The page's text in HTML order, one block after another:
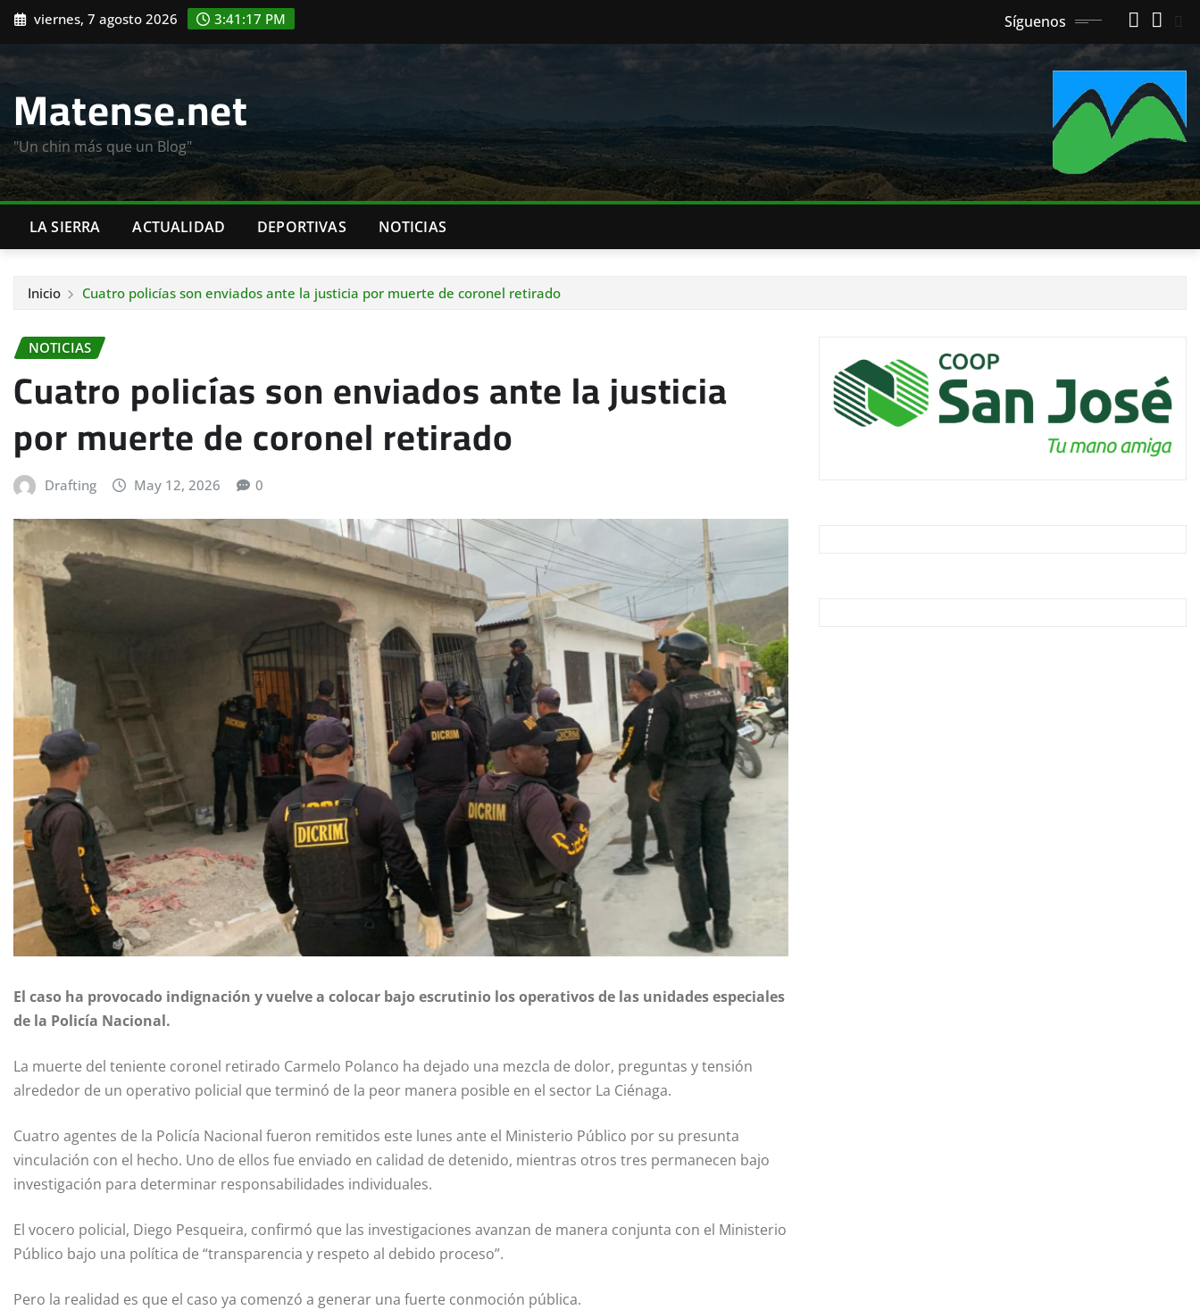
Saltar
contenido
viernes, 7 agosto 2026 3:41:19 PM Síguenos
Matense.net
"Un chin más que un Blog"
LA SIERRA ACTUALIDAD DEPORTIVAS NOTICIAS
Inicio Cuatro policías son enviados ante la justicia por muerte de coronel retirado
NOTICIAS
Cuatro policías son enviados ante la justicia
por muerte de coronel retirado
Drafting May 12, 2026 0
El caso ha provocado indignación y vuelve a colocar bajo escrutinio los operativos de las unidades especiales
de la Policía Nacional.
La muerte del teniente coronel retirado Carmelo Polanco ha dejado una mezcla de dolor, preguntas y tensión
alrededor de un operativo policial que terminó de la peor manera posible en el sector La Ciénaga.
Cuatro agentes de la Policía Nacional fueron remitidos este lunes ante el Ministerio Público por su presunta
vinculación con el hecho. Uno de ellos fue enviado en calidad de detenido, mientras otros tres permanecen bajo
investigación para determinar responsabilidades individuales.
El vocero policial, Diego Pesqueira, confirmó que las investigaciones avanzan de manera conjunta con el Ministerio
Público bajo una política de “transparencia y respeto al debido proceso”.
Pero la realidad es que el caso ya comenzó a generar una fuerte conmoción pública.